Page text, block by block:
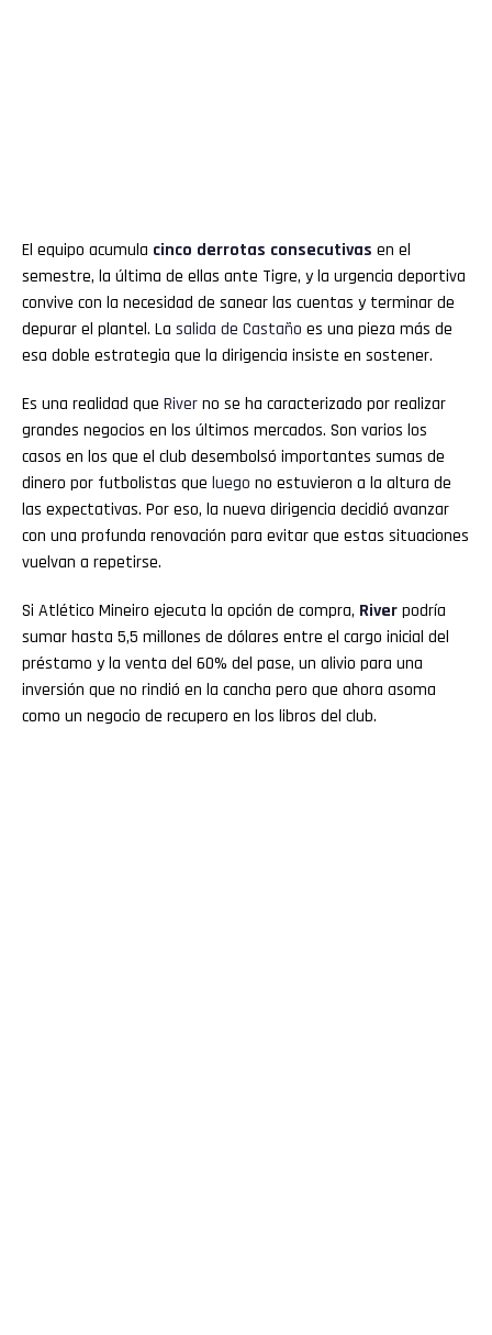
El equipo acumula cinco derrotas consecutivas en el
semestre, la última de ellas ante Tigre, y la urgencia deportiva
convive con la necesidad de sanear las cuentas y terminar de
depurar el plantel. La salida de Castaño es una pieza más de
esa doble estrategia que la dirigencia insiste en sostener.
Es una realidad que Riverno se ha caracterizado por realizar
grandes negocios en los últimos mercados. Son varios los
casos en los que el club desembolsó importantes sumas de
dinero por futbolistas que luego no estuvieron a la altura de
las expectativas. Por eso, la nueva dirigencia decidió avanzar
con una profunda renovación para evitar que estas situaciones
vuelvan a repetirse.
Si Atlético Mineiro ejecuta la opción de compra, Riverpodría
sumar hasta 5,5 millones de dólares entre el cargo inicial del
préstamo y la venta del 60% del pase, un alivio para una
inversión que no rindió en la cancha pero que ahora asoma
como un negocio de recupero en los libros del club.